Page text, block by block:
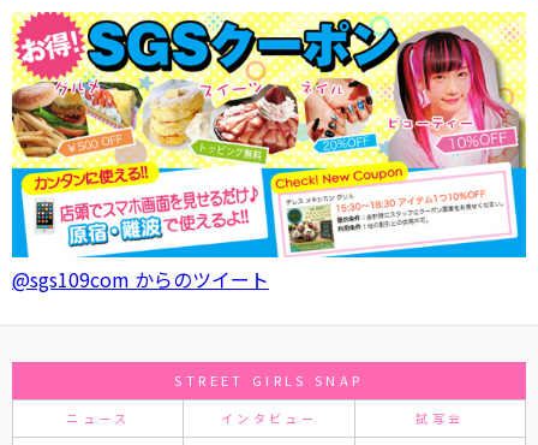
@sgs109com からのツイート
STREET GIRLS SNAP
ニュース インタビュー 試写会